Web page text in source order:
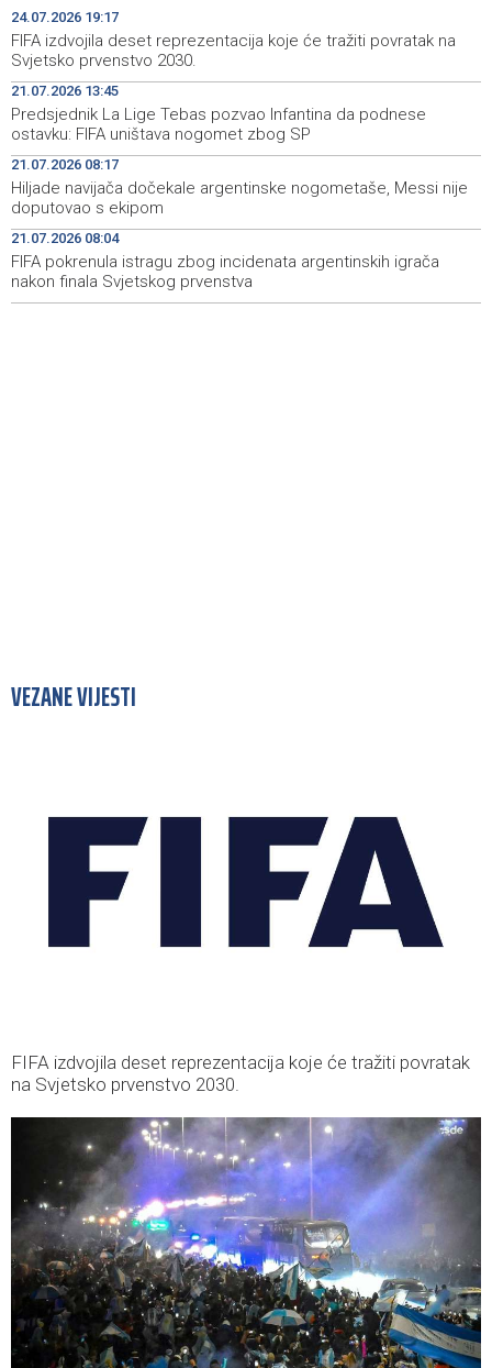
19:44 Faris Dževahirić novi nogometaš Veleža
19:21 Announcement of events for Saturday, 8 August 2026
19:10
Rudari Milanovića ubijedili da ode kući, Memčić se već
ponovo vratio u jamu 'Raspotočje'
19:03
Sarajevo Film Festival presents Kinoscope and
Kinoscope Surreal programs
19:00 Najave događaja za 8. 8. 2026. godine (subota)
24.07.2026 19:17
FIFA izdvojila deset reprezentacija koje će tražiti povratak na
Svjetsko prvenstvo 2030.
21.07.2026 13:45
Predsjednik La Lige Tebas pozvao Infantina da podnese
ostavku: FIFA uništava nogomet zbog SP
21.07.2026 08:17
Hiljade navijača dočekale argentinske nogometaše, Messi nije
doputovao s ekipom
21.07.2026 08:04
FIFA pokrenula istragu zbog incidenata argentinskih igrača
nakon finala Svjetskog prvenstva
VEZANE VIJESTI
FIFA izdvojila deset reprezentacija koje će tražiti povratak
na Svjetsko prvenstvo 2030.